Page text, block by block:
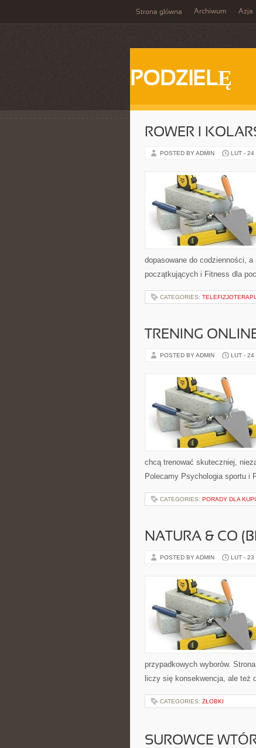
Strona główna Archiwum Azja
PODZIELĘ
ROWER I
POSTED BY ADMIN LUT - 24
dopasowane do codzienności,
początkujących i Fitness dla
CATEGORIES:
TRENING
POSTED BY ADMIN LUT - 24
chcą trenować skuteczniej,
Polecamy Psychologia sportu i
CATEGORIES: PORADY DLA
NATURA & CO
POSTED BY ADMIN LUT - 23
przypadkowych wyborów.
liczy się konsekwencja, ale też
CATEGORIES: ŻŁOBKI
SUROWCE